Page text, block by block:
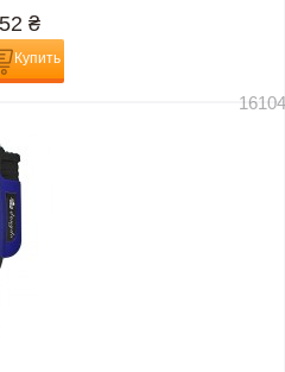
52 ₴
Купить